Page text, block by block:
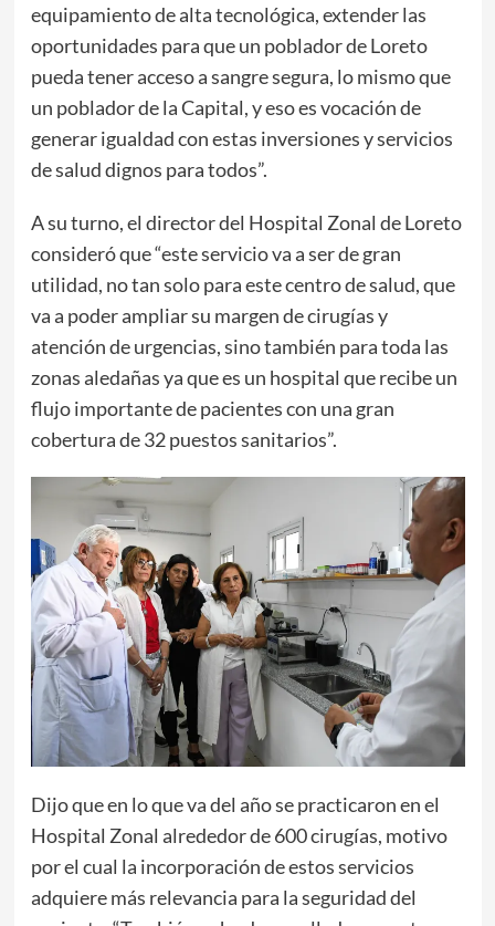
equipamiento de alta tecnológica, extender las
oportunidades para que un poblador de Loreto
pueda tener acceso a sangre segura, lo mismo que
un poblador de la Capital, y eso es vocación de
generar igualdad con estas inversiones y servicios
de salud dignos para todos”.
A su turno, el director del Hospital Zonal de Loreto
consideró que “este servicio va a ser de gran
utilidad, no tan solo para este centro de salud, que
va a poder ampliar su margen de cirugías y
atención de urgencias, sino también para toda las
zonas aledañas ya que es un hospital que recibe un
flujo importante de pacientes con una gran
cobertura de 32 puestos sanitarios”.
Dijo que en lo que va del año se practicaron en el
Hospital Zonal alrededor de 600 cirugías, motivo
por el cual la incorporación de estos servicios
adquiere más relevancia para la seguridad del